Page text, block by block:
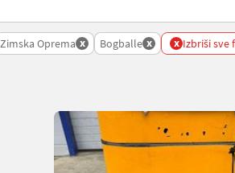
Zimska Oprema x Bogballe x x Izbriši sve